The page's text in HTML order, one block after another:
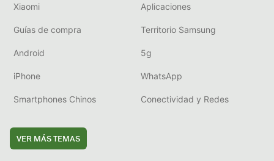
Xiaomi Aplicaciones
Guías de compra Territorio Samsung
Android 5g
iPhone WhatsApp
Smartphones Chinos Conectividad y Redes
VER MÁS TEMAS